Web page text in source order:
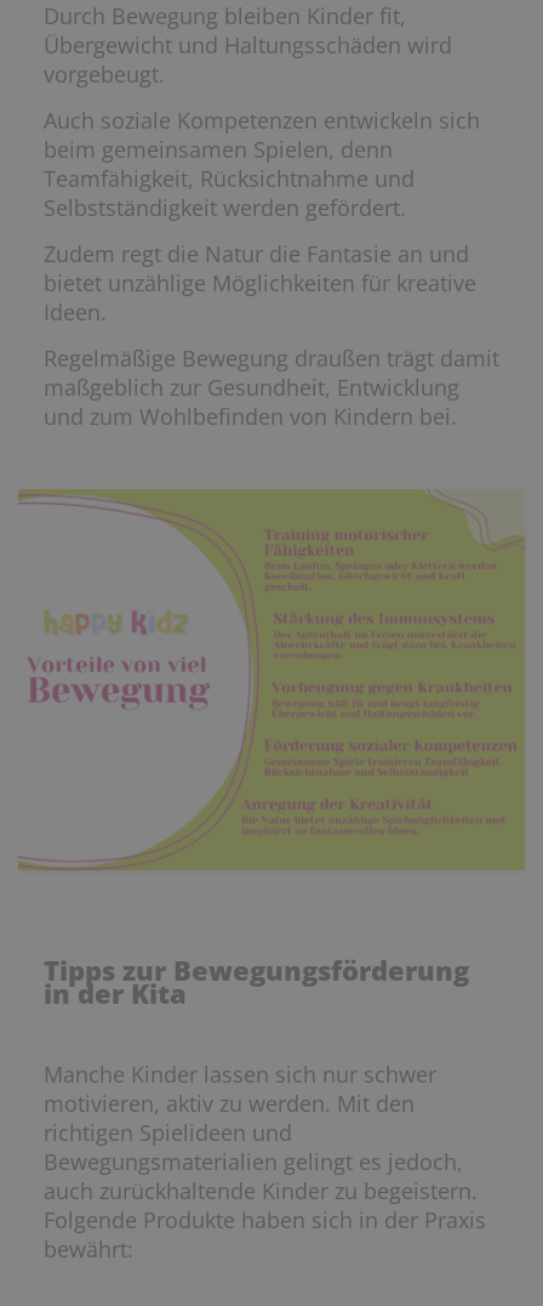
Durch Bewegung bleiben Kinder fit,
Übergewicht und Haltungsschäden wird
vorgebeugt.
Auch soziale Kompetenzen entwickeln sich
beim gemeinsamen Spielen, denn
Teamfähigkeit, Rücksichtnahme und
Selbstständigkeit werden gefördert.
Zudem regt die Natur die Fantasie an und
bietet unzählige Möglichkeiten für kreative
Ideen.
Regelmäßige Bewegung draußen trägt damit
maßgeblich zur Gesundheit, Entwicklung
und zum Wohlbefinden von Kindern bei.
Tipps zur Bewegungsförderung
in der Kita
Manche Kinder lassen sich nur schwer
motivieren, aktiv zu werden. Mit den
richtigen Spielideen und
Bewegungsmaterialien gelingt es jedoch,
auch zurückhaltende Kinder zu begeistern.
Folgende Produkte haben sich in der Praxis
bewährt: